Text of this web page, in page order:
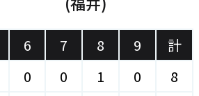
6 7 8 9
計
0 0 1 0
8